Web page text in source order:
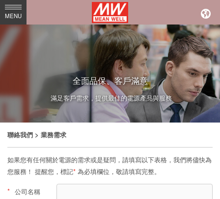
MEAN
WELL
Enterprises
Co.,
Ltd.
MENU
全面品保、客戶滿意
滿足客戶需求，提供最佳的電源產品與服務
聯絡我們 > 業務需求
如果您有任何關於電源的需求或是疑問，請填寫以下表格，我們將儘快為
您服務！ 提醒您，標記* 為必填欄位，敬請填寫完整。
* 公司名稱